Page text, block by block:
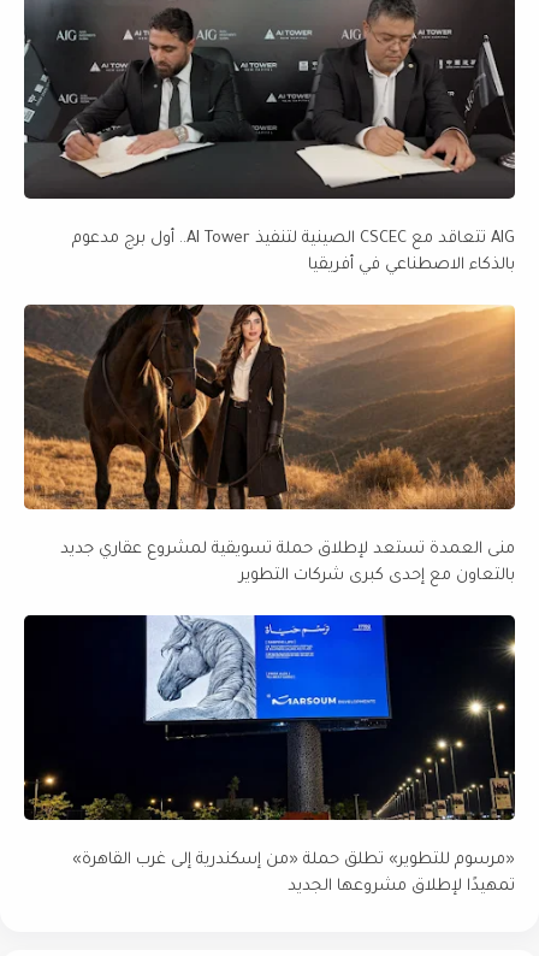
AIG تتعاقد مع CSCEC الصينية لتنفيذ AI Tower.. أول برج مدعوم
بالذكاء الاصطناعي في أفريقيا
منى العمدة تستعد لإطلاق حملة تسويقية لمشروع عقاري جديد
بالتعاون مع إحدى كبرى شركات التطوير
«مرسوم للتطوير» تطلق حملة «من إسكندرية إلى غرب القاهرة»
تمهيدًا لإطلاق مشروعها الجديد